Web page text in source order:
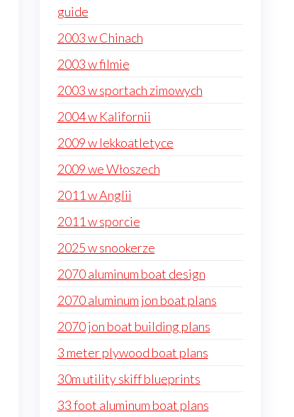
guide
2003 w Chinach
2003 w filmie
2003 w sportach zimowych
2004 w Kalifornii
2009 w lekkoatletyce
2009 we Włoszech
2011 w Anglii
2011 w sporcie
2025 w snookerze
2070 aluminum boat design
2070 aluminum jon boat plans
2070 jon boat building plans
3 meter plywood boat plans
30m utility skiff blueprints
33 foot aluminum boat plans